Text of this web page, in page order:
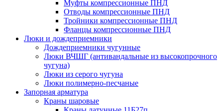
Муфты компрессионные ПНД
Отводы компрессионные ПНД
Тройники компрессионные ПНД
Фланцы компрессионные ПНД
Люки и дождеприемники
Дождеприемники чугунные
Люки ВЧШГ (антивандальные из высокопрочного
чугуна)
Люки из серого чугуна
Люки полимерно-песчаные
Запорная арматура
Краны шаровые